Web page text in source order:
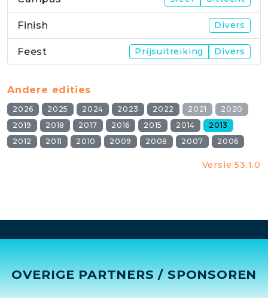
Finish Divers
Feest Prijsuitreiking Divers
Andere edities
2026 2025 2024 2023 2022 2021
2020
2019
2018 2017 2016 2015 2014
2013
2012
2011 2010 2009 2008 2007 2006
Versie 53.1.0
OVERIGE PARTNERS / SPONSOREN